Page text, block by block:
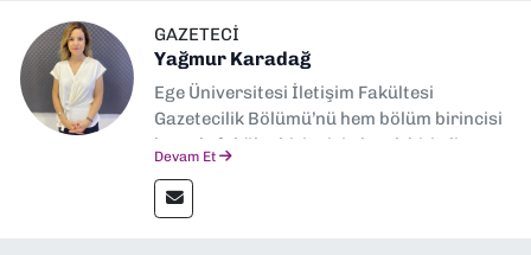
GAZETECI
Yağmur Karadağ
Ege Üniversitesi İletişim Fakültesi
Gazetecilik Bölümü’nü hem bölüm birincisi
hem de fakülte birincisi olarak bitirdim.
İletişim” üzerine yüksek lisans eğitimimi
tamamladım. Halen aynı anabilim dalında
Devam Et